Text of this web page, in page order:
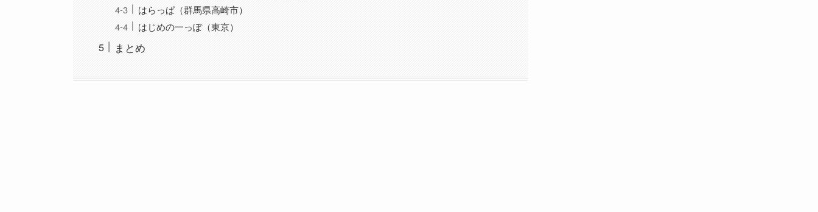
はらっぱ（群馬県高崎市）
はじめの一っぽ（東京）
まとめ